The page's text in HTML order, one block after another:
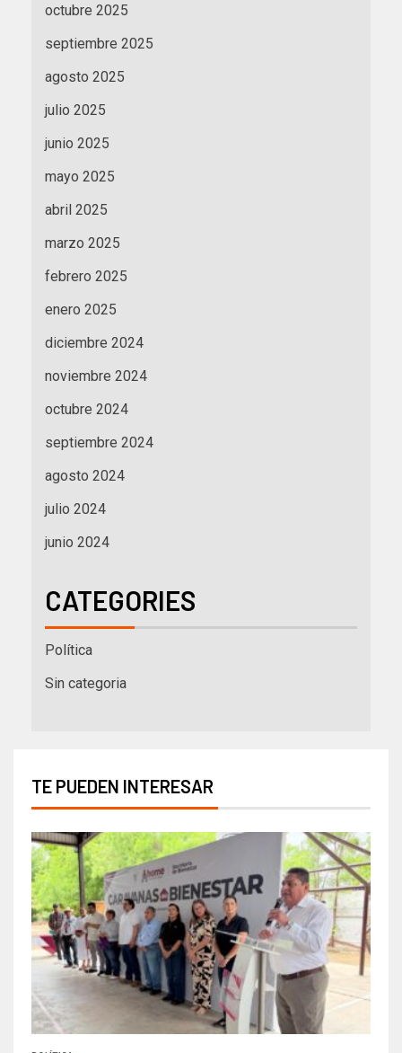
octubre 2025
septiembre 2025
agosto 2025
julio 2025
junio 2025
mayo 2025
abril 2025
marzo 2025
febrero 2025
enero 2025
diciembre 2024
noviembre 2024
octubre 2024
septiembre 2024
agosto 2024
julio 2024
junio 2024
CATEGORIES
Política
Sin categoria
TE PUEDEN INTERESAR